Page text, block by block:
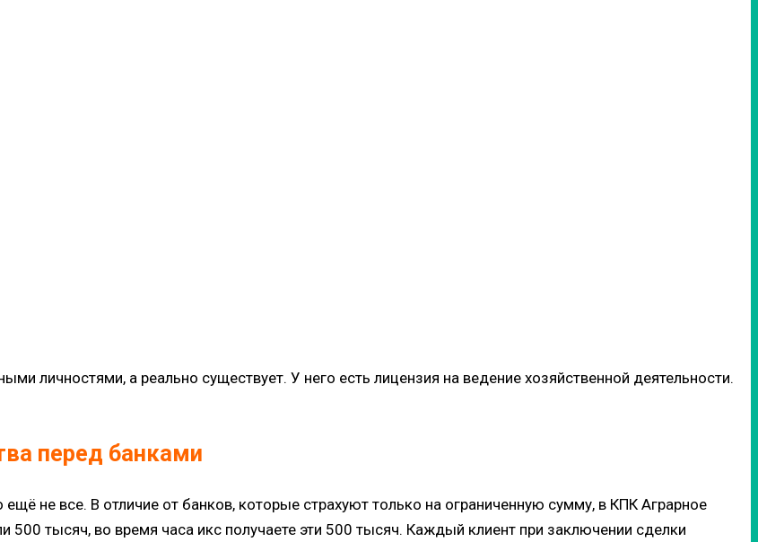
личностями, а реально существует. У него есть лицензия на ведение хозяйственной деятельности.
перед банками
не все. В отличие от банков, которые страхуют только на ограниченную сумму, в КПК Аграрное
тысяч, во время часа икс получаете эти 500 тысяч. Каждый клиент при заключении сделки